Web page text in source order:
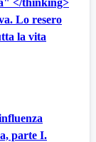
</thinking>
Lo resero
la vita
parte I.